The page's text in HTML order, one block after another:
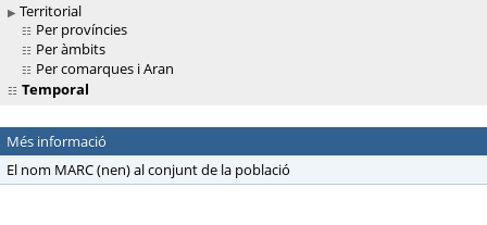
Territorial
Per províncies
Per àmbits
Per comarques i Aran
Temporal
Més informació
El nom MARC (nen) al conjunt de la població